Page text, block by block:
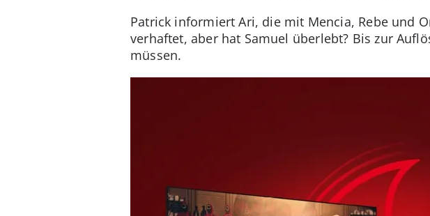
Patrick informiert Ari, die mit Mencia, Rebe und
verhaftet, aber hat Samuel überlebt? Bis zur
müssen.